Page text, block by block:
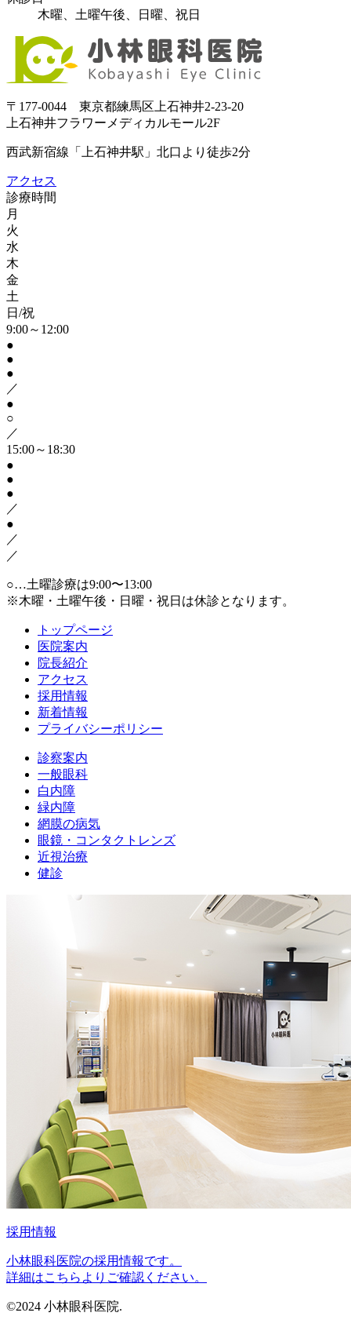
木曜、土曜午後、日曜、祝日
〒177-0044 東京都練馬区上石神井2-23-20
上石神井フラワーメディカルモール2F
西武新宿線「上石神井駅」北口より徒歩2分
アクセス
診療時間
月
火
水
木
金
土
日/祝
9:00～12:00
●
●
●
／
●
○
／
15:00～18:30
●
●
●
／
●
／
／
○…土曜診療は9:00〜13:00
※木曜・土曜午後・日曜・祝日は休診となります。
トップページ
医院案内
院長紹介
アクセス
採用情報
新着情報
プライバシーポリシー
診察案内
一般眼科
白内障
緑内障
網膜の病気
眼鏡・コンタクトレンズ
近視治療
健診
採用情報
小林眼科医院の採用情報です。
詳細はこちらよりご確認ください。
©2024 小林眼科医院.